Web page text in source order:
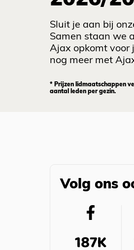
Sluit je aan bij
Samen staan we
Ajax opkomt voor
nog meer met
* Prijzen lidmaatschappen
aantal leden per gezin.
Volg ons
187K